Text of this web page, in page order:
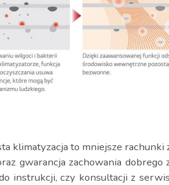
klimatyzacja to mniejsze rachunki
gwarancja zachowania
instrukcji, czy konsultacji z